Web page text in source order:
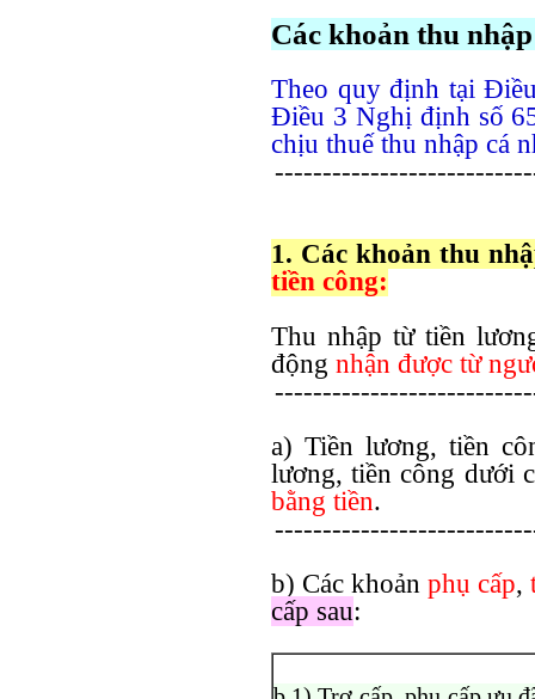
Các khoản thu
Theo quy định tại
Điều 3 Nghị định số
chịu thuế thu nhập cá
1. Các khoản thu
tiền công:
Thu nhập từ tiền
động nhận được từ
a) Tiền lương, tiền
lương, tiền công dưới
bằng tiền.
b) Các khoản phụ cấp,
cấp sau: